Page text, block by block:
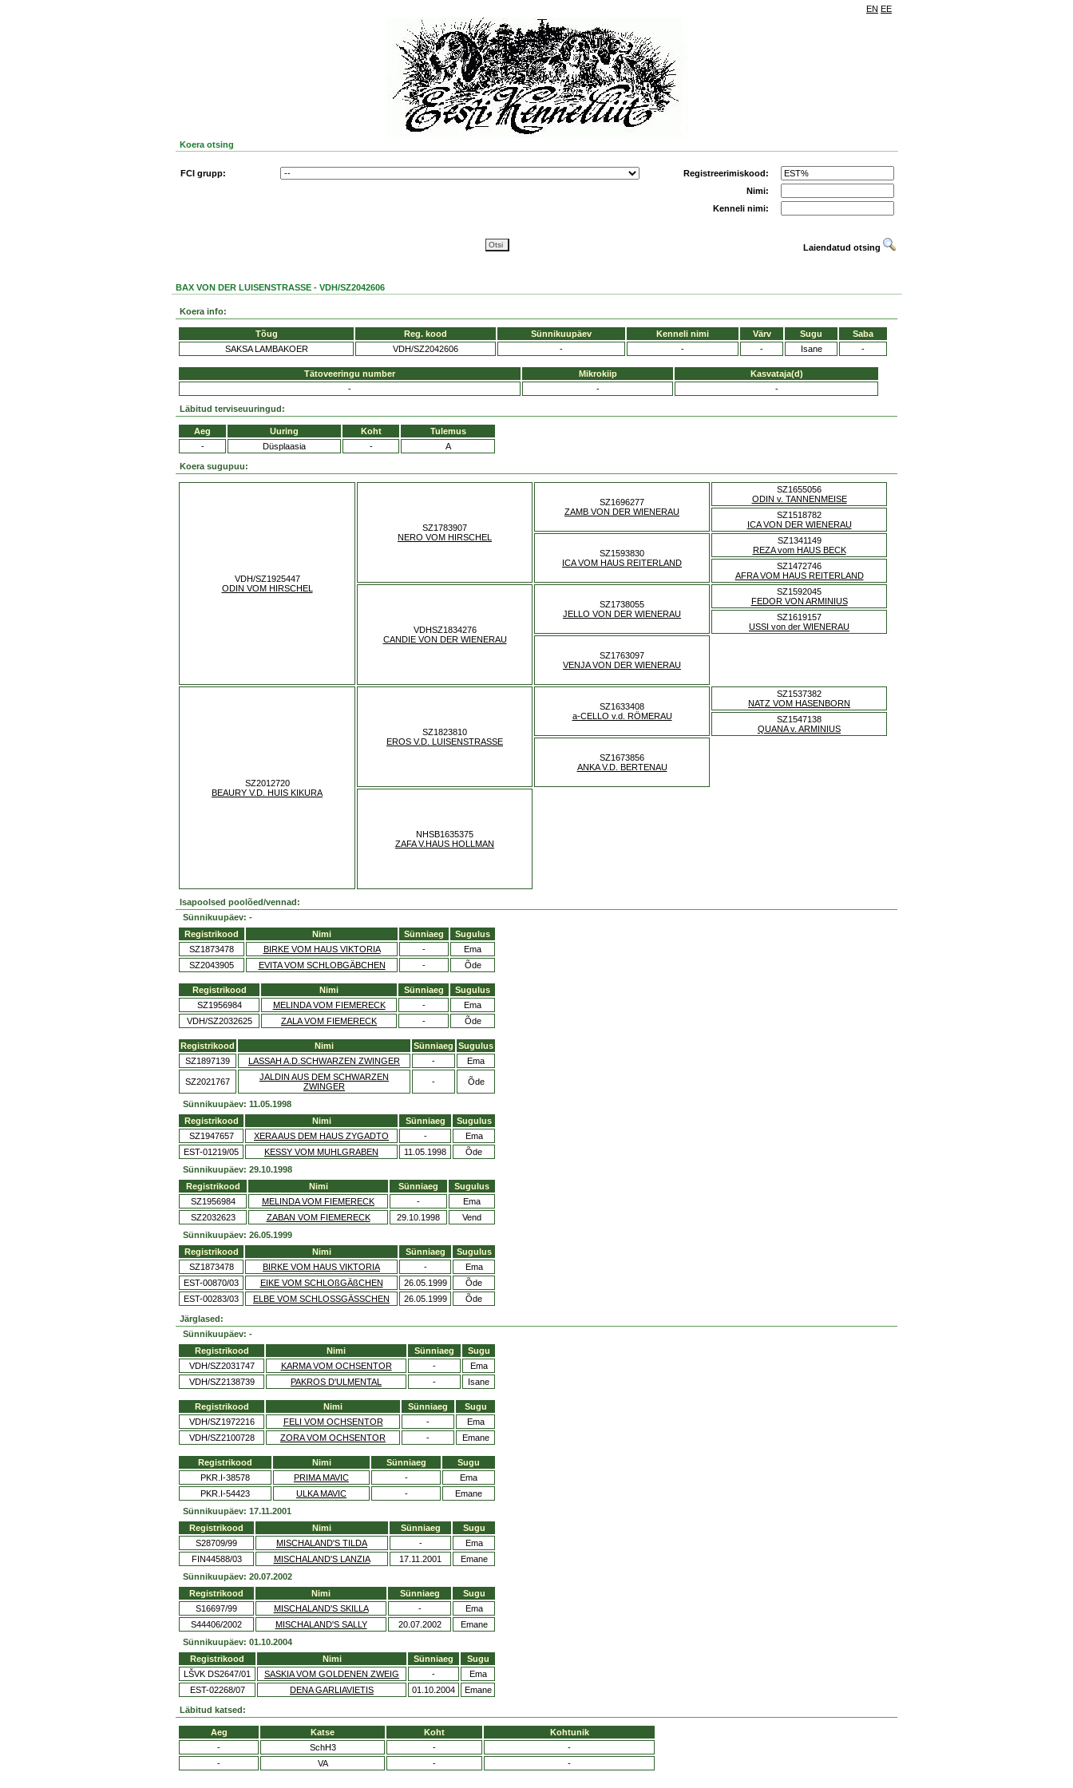
EN EE
Koera otsing
FCI grupp:
Registreerimiskood:
Nimi:
Kenneli nimi:
Laiendatud otsing
BAX VON DER LUISENSTRASSE - VDH/SZ2042606
Koera info:
Tõug Reg. kood Sünnikuupäev Kenneli nimi Värv Sugu
Saba
SAKSA LAMBAKOER
VDH/SZ2042606 - - - Isane -
Tätoveeringu number Mikrokiip
Kasvataja(d)
-
- -
Läbitud terviseuuringud:
Aeg Uuring Koht
Tulemus
-
Düsplaasia - A
Koera sugupuu:
VDH/SZ1925447
ODIN VOM HIRSCHEL
SZ1783907
NERO VOM HIRSCHEL
SZ1696277
ZAMB VON DER WIENERAU
SZ1655056
ODIN v. TANNENMEISE
SZ1518782
ICA VON DER WIENERAU
SZ1593830
ICA VOM HAUS REITERLAND
SZ1341149
REZA vom HAUS BECK
SZ1472746
AFRA VOM HAUS REITERLAND
VDHSZ1834276
CANDIE VON DER WIENERAU
SZ1738055
JELLO VON DER WIENERAU
SZ1592045
FEDOR VON ARMINIUS
SZ1619157
USSI von der WIENERAU
SZ1763097
VENJA VON DER WIENERAU
SZ2012720
BEAURY V.D. HUIS KIKURA
SZ1823810
EROS V.D. LUISENSTRASSE
SZ1633408
a-CELLO v.d. RÖMERAU
SZ1537382
NATZ VOM HASENBORN
SZ1547138
QUANA v. ARMINIUS
SZ1673856
ANKA V.D. BERTENAU
NHSB1635375
ZAFA V.HAUS HOLLMAN
Isapoolsed poolõed/vennad:
Sünnikuupäev: -
Registrikood
Nimi Sünniaeg
Sugulus
SZ1873478
BIRKE VOM HAUS VIKTORIA -
Ema
SZ2043905
EVITA VOM SCHLOBGÄBCHEN - Õde
Registrikood Nimi Sünniaeg
Sugulus
SZ1956984
MELINDA VOM FIEMERECK -
Ema
VDH/SZ2032625
ZALA VOM FIEMERECK - Õde
Registrikood Nimi Sünniaeg Sugulus
SZ1897139
LASSAH A.D.SCHWARZEN ZWINGER - Ema
SZ2021767
JALDIN AUS DEM SCHWARZEN
ZWINGER
- Õde
Sünnikuupäev: 11.05.1998
Registrikood
Nimi Sünniaeg
Sugulus
SZ1947657
XERA AUS DEM HAUS ZYGADTO -
Ema
EST-01219/05
KESSY VOM MUHLGRABEN 11.05.1998
Õde
Sünnikuupäev: 29.10.1998
Registrikood
Nimi Sünniaeg
Sugulus
SZ1956984
MELINDA VOM FIEMERECK -
Ema
SZ2032623
ZABAN VOM FIEMERECK 29.10.1998
Vend
Sünnikuupäev: 26.05.1999
Registrikood
Nimi Sünniaeg
Sugulus
SZ1873478
BIRKE VOM HAUS VIKTORIA -
Ema
EST-00870/03
EIKE VOM SCHLOßGÄßCHEN 26.05.1999
Õde
EST-00283/03
ELBE VOM SCHLOSSGÄSSCHEN 26.05.1999 Õde
Järglased:
Sünnikuupäev: -
Registrikood
Nimi Sünniaeg
Sugu
VDH/SZ2031747
KARMA VOM OCHSENTOR -
Ema
VDH/SZ2138739
PAKROS D'ULMENTAL - Isane
Registrikood Nimi Sünniaeg
Sugu
VDH/SZ1972216
FELI VOM OCHSENTOR -
Ema
VDH/SZ2100728
ZORA VOM OCHSENTOR - Emane
Registrikood Nimi Sünniaeg
Sugu
PKR.I-38578
PRIMA MAVIC -
Ema
PKR.I-54423
ULKA MAVIC -
Emane
Sünnikuupäev: 17.11.2001
Registrikood
Nimi Sünniaeg
Sugu
S28709/99
MISCHALAND'S TILDA -
Ema
FIN44588/03
MISCHALAND'S LANZIA 17.11.2001
Emane
Sünnikuupäev: 20.07.2002
Registrikood
Nimi Sünniaeg
Sugu
S16697/99
MISCHALAND'S SKILLA -
Ema
S44406/2002
MISCHALAND'S SALLY 20.07.2002
Emane
Sünnikuupäev: 01.10.2004
Registrikood
Nimi Sünniaeg
Sugu
LŠVK DS2647/01
SASKIA VOM GOLDENEN ZWEIG -
Ema
EST-02268/07
DENA GARLIAVIETIS 01.10.2004 Emane
Läbitud katsed:
Aeg Katse Koht
Kohtunik
-
SchH3 -
-
-
VA - -